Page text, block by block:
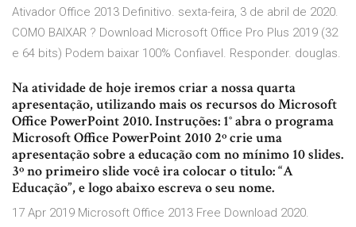
Ativador Office 2013 Definitivo. sexta-feira, 3 de abril de 2020.
COMO BAIXAR ? Download Microsoft Office Pro Plus 2019 (32
e 64 bits) Podem baixar 100% Confiavel. Responder. douglas.
Na atividade de hoje iremos criar a nossa quarta
apresentação, utilizando mais os recursos do Microsoft
Office PowerPoint 2010. Instruções: 1° abra o programa
Microsoft Office PowerPoint 2010 2º crie uma
apresentação sobre a educação com no mínimo 10 slides.
3º no primeiro slide você ira colocar o titulo: “A
Educação”, e logo abaixo escreva o seu nome.
17 Apr 2019 Microsoft Office 2013 Free Download 2020.